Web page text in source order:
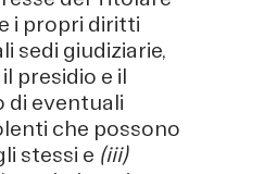
i propri diritti
sedi giudiziarie,
presidio e il
di eventuali
che possono
stessi e (iii)